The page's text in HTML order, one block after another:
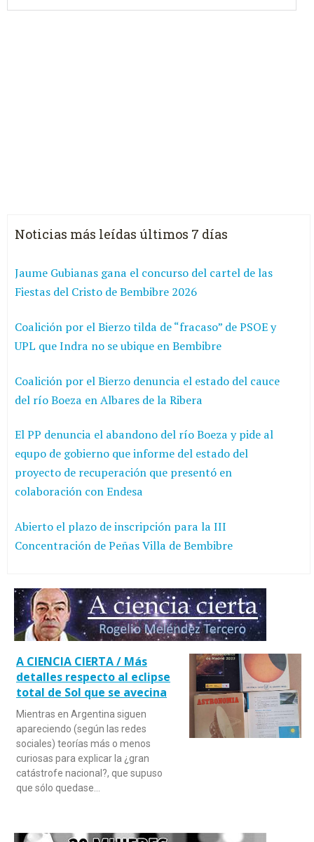
Noticias más leídas últimos 7 días
Jaume Gubianas gana el concurso del cartel de las
Fiestas del Cristo de Bembibre 2026
Coalición por el Bierzo tilda de “fracaso” de PSOE y
UPL que Indra no se ubique en Bembibre
Coalición por el Bierzo denuncia el estado del cauce
del río Boeza en Albares de la Ribera
El PP denuncia el abandono del río Boeza y pide al
equpo de gobierno que informe del estado del
proyecto de recuperación que presentó en
colaboración con Endesa
Abierto el plazo de inscripción para la III
Concentración de Peñas Villa de Bembibre
A CIENCIA CIERTA / Más
detalles respecto al eclipse
total de Sol que se avecina
Mientras en Argentina siguen
apareciendo (según las redes
sociales) teorías más o menos
curiosas para explicar la ¿gran
catástrofe nacional?, que supuso
que sólo quedase…